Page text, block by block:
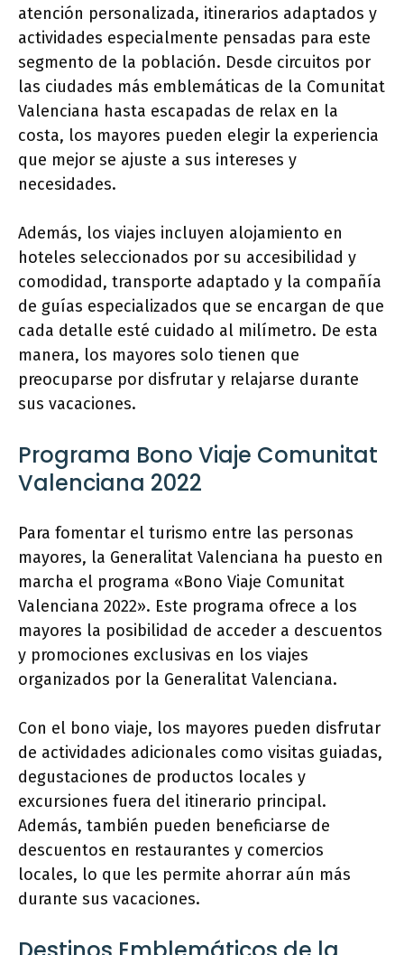
atención personalizada, itinerarios adaptados y
actividades especialmente pensadas para este
segmento de la población. Desde circuitos por
las ciudades más emblemáticas de la Comunitat
Valenciana hasta escapadas de relax en la
costa, los mayores pueden elegir la experiencia
que mejor se ajuste a sus intereses y
necesidades.
Además, los viajes incluyen alojamiento en
hoteles seleccionados por su accesibilidad y
comodidad, transporte adaptado y la compañía
de guías especializados que se encargan de que
cada detalle esté cuidado al milímetro. De esta
manera, los mayores solo tienen que
preocuparse por disfrutar y relajarse durante
sus vacaciones.
Programa Bono Viaje Comunitat
Valenciana 2022
Para fomentar el turismo entre las personas
mayores, la Generalitat Valenciana ha puesto en
marcha el programa «Bono Viaje Comunitat
Valenciana 2022». Este programa ofrece a los
mayores la posibilidad de acceder a descuentos
y promociones exclusivas en los viajes
organizados por la Generalitat Valenciana.
Con el bono viaje, los mayores pueden disfrutar
de actividades adicionales como visitas guiadas,
degustaciones de productos locales y
excursiones fuera del itinerario principal.
Además, también pueden beneficiarse de
descuentos en restaurantes y comercios
locales, lo que les permite ahorrar aún más
durante sus vacaciones.